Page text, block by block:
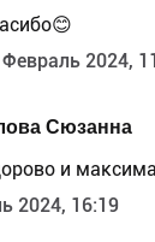
2024,
Сюзанна
и
2024, 16:19